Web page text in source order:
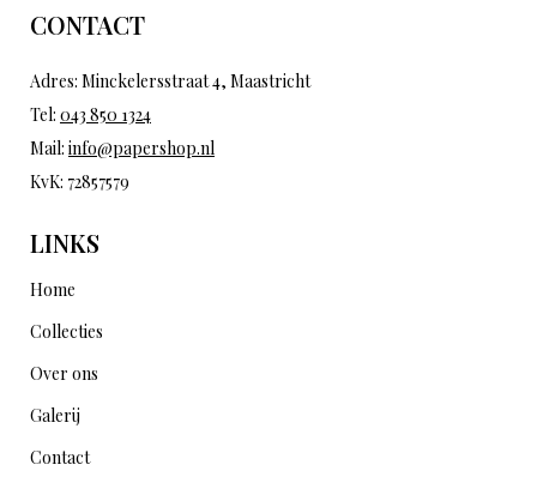
CONTACT
Adres: Minckelersstraat 4, Maastricht
Tel: 043 850 1324
Mail: info@papershop.nl
KvK: 72857579
LINKS
Home
Collecties
Over ons
Galerij
Contact